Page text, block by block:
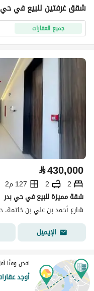
شقق غرفتين للبيع في حي
جميع العقارات
⃁430,000
2
2
127 م2
شقة مميزة للبيع في حي بدر
شارع أحمد بن علي بن خاتمة،
الإيميل
اقض وقتًا
أوجد